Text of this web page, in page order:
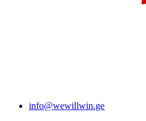
info@wewillwin.ge